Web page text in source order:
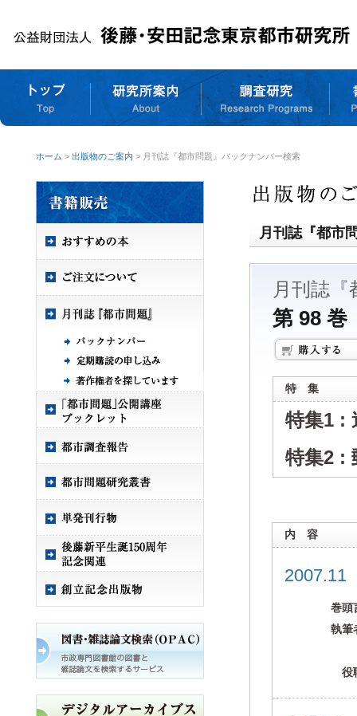
ホーム > 出版物のご案内 > 月刊誌『都市問題』バックナンバー検索
月刊誌『都市
月刊誌『
第 98
特 集
特集1 :
特集2 :
内 容
巻頭
執筆
役